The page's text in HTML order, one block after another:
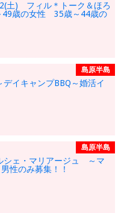
土) フィル＊トーク＆ほろ
歳の女性 35歳～44歳の
島原半島
イキャンプBBQ～婚活イ
島原半島
シェ・マリアージュ ～マ
性のみ募集！！